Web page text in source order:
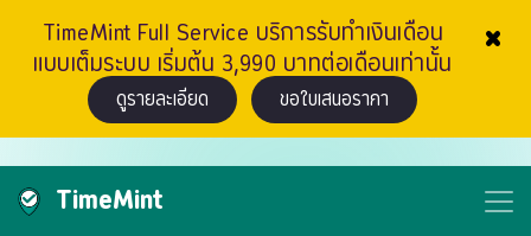
×
TimeMint Full Service บริการรับทำเงินเดือน
แบบเต็มระบบ เริ่มต้น 3,990 บาทต่อเดือนเท่านั้น
ดูรายละเอียด ขอใบเสนอราคา
TimeMint